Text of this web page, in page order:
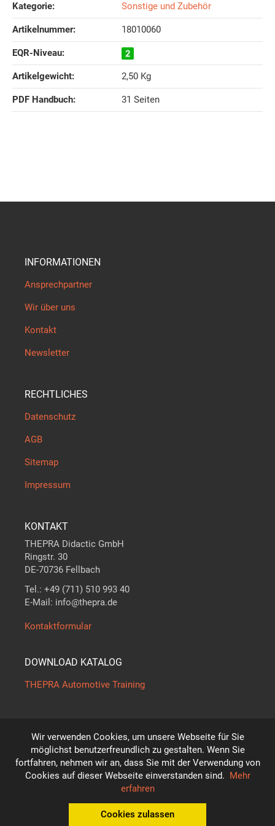
Wir verwenden Cookies, um unsere Webseite für Sie
möglichst benutzerfreundlich zu gestalten. Wenn Sie
fortfahren, nehmen wir an, dass Sie mit der Verwendung von
Cookies auf dieser Webseite einverstanden sind. Mehr
erfahren
Cookies zulassen
Kategorie: Sonstige und Zubehör
Artikelnummer: 18010060
EQR-Niveau‍:
Artikelgewicht‍: 2,50 Kg
PDF Handbuch‍: 31 Seiten
INFORMATIONEN
Ansprechpartner
Wir über uns
Kontakt
Newsletter
RECHTLICHES
Datenschutz
AGB
Sitemap
Impressum
KONTAKT
THEPRA Didactic GmbH
Ringstr. 30
DE-70736 Fellbach
Tel.: +49 (711) 510 993 40
E-Mail: info@thepra.de
Kontaktformular
DOWNLOAD KATALOG
THEPRA Automotive Training
Der Maßstab inTHEORIE +PRAXIS
Technische Änderungen vorbehalten!
© THEPRA Didactic GmbH